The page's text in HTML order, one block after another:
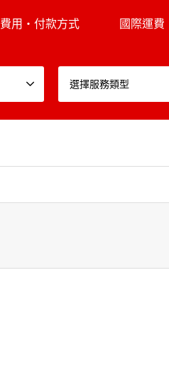
費用・付款方式 國際運費
選擇服務類型